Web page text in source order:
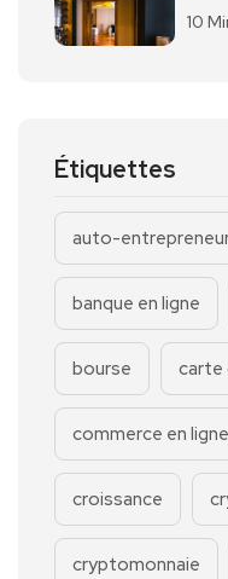
10
Étiquettes
auto-
banque en ligne
bourse carte
commerce en ligne
croissance
cryptomonnaie